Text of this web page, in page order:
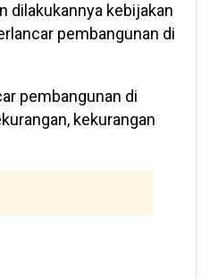
dilakukannya kebijakan
pembangunan di
pembangunan di
kekurangan